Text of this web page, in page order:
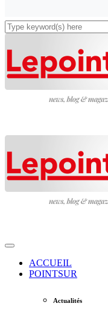
ACCUEIL
POINTSUR
Actualités